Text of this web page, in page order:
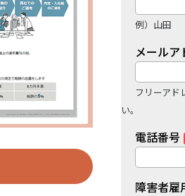
例）山田
メールア
フリーアド
い。
電話番号
障害者雇